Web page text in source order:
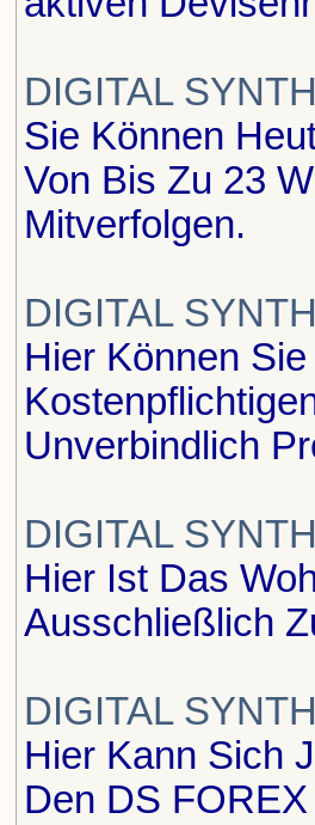
DIGITAL
Sie Können
Von Bis Zu 23
Mitverfolgen.
DIGITAL
Hier Können
Unverbindlich
DIGITAL
Hier Ist Das
Ausschließlich
DIGITAL
Hier Kann Sich
Den DS